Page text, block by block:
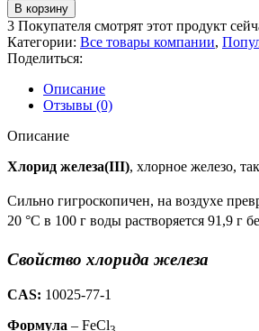
В корзину
3 Покупателя смотрят этот продукт
Категории: Все товары компании,
Поделиться:
Описание
Отзывы (0)
Описание
Хлорид железа(III), хлорное железо,
Сильно гигроскопичен, на воздухе
20 °C в 100 г воды растворяется 91,9 г
Свойство хлорида железа
CAS: 10025-77-1
Формула – FeCl